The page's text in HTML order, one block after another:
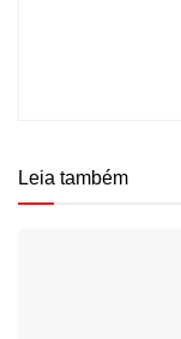
Leia também